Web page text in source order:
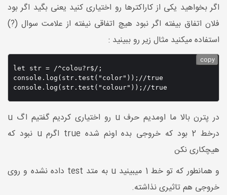
اگر بخواهید یکی از کاراکترها رو اختیاری کنید یعنی بگید اگر بود
فلان اتفاق بیفته اگر نبود هیچ اتفاقی نیفته از علامت سوال (?)
استفاده میکنید مثال زیر رو ببینید :
let str = /^colou?r$/;
console.log(str.test("color"));//true
copy
در پترن بالا ما اومدیم حرف u رو اختیاری کردیم گفتیم اگ u
درخط 2 بود که خروجی بده اونم شده true اگرم u نبود که
هیچکاری نکن
و همانطور که تو خط 1 میبینید u به متد test داده نشده و روی
خروجی هم تاثیری نذاشته.